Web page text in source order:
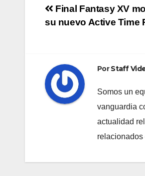
Navegación
Final Fantasy XV
su nuevo Active Time
PorStaff
Somos un
vanguardia
actualidad
relacionados